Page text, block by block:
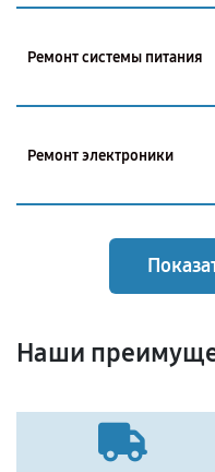
Ремонт системы питания
Ремонт электроники
Наши